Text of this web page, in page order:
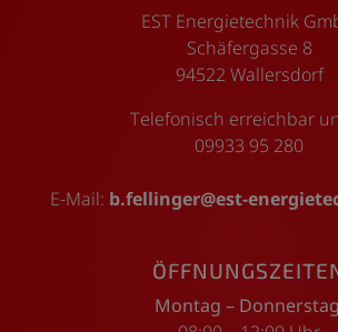
EST Energietechnik
Schäfergasse 8
94522 Wallersdorf
Telefonisch erreichbar
09933 95 280
E-Mail: b.fellinger@est-
Montag –